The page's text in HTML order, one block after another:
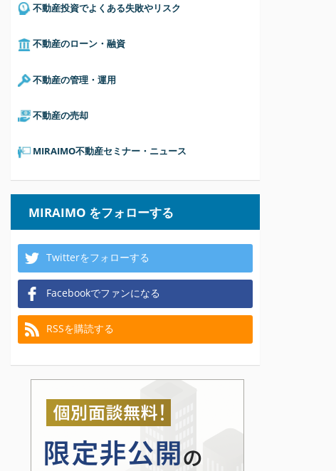
不動産投資でよくある失敗やリスク
不動産のローン・融資
不動産の管理・運用
不動産の売却
MIRAIMO不動産セミナー・ニュース
MIRAIMO をフォローする
Twitterをフォローする
Facebookでファンになる
RSSを購読する